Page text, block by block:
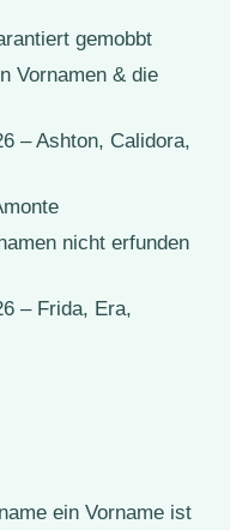
gemobbt
Vornamen & die
– Ashton, Calidora,
nicht erfunden
– Frida, Era,
ein Vorname ist